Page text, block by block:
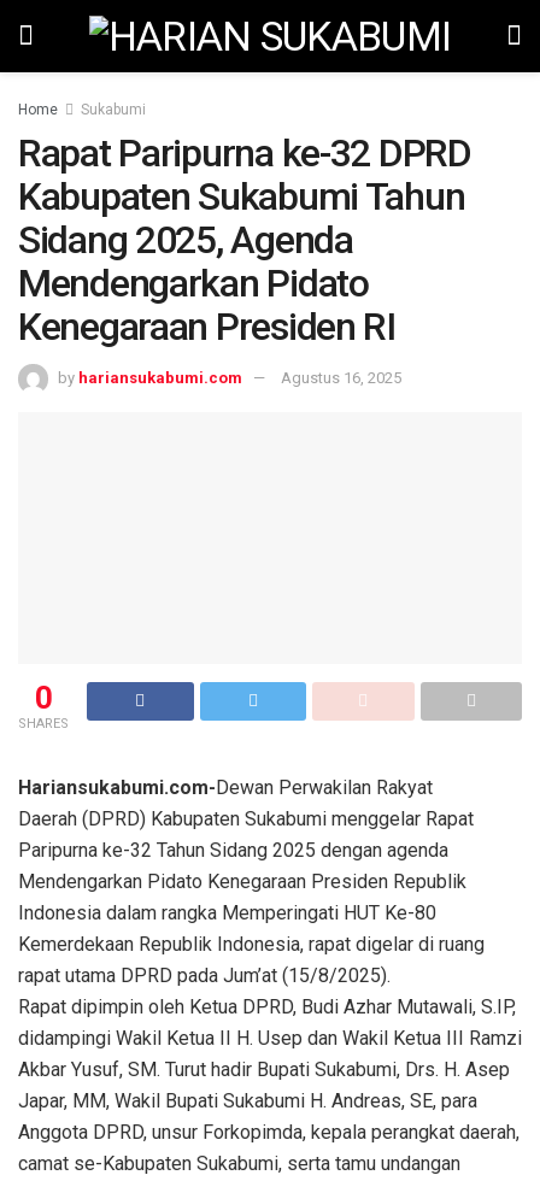
Home Sukabumi
Rapat Paripurna ke-32 DPRD
Kabupaten Sukabumi Tahun
Sidang 2025, Agenda
Mendengarkan Pidato
Kenegaraan Presiden RI
by hariansukabumi.com Agustus 16, 2025
0
SHARES
Hariansukabumi.com-Dewan Perwakilan Rakyat
Daerah (DPRD) Kabupaten Sukabumi menggelar Rapat
Paripurna ke-32 Tahun Sidang 2025 dengan agenda
Mendengarkan Pidato Kenegaraan Presiden Republik
Indonesia dalam rangka Memperingati HUT Ke-80
Kemerdekaan Republik Indonesia, rapat digelar di ruang
rapat utama DPRD pada Jum’at (15/8/2025).
Rapat dipimpin oleh Ketua DPRD, Budi Azhar Mutawali, S.IP,
didampingi Wakil Ketua II H. Usep dan Wakil Ketua III Ramzi
Akbar Yusuf, SM. Turut hadir Bupati Sukabumi, Drs. H. Asep
Japar, MM, Wakil Bupati Sukabumi H. Andreas, SE, para
Anggota DPRD, unsur Forkopimda, kepala perangkat daerah,
camat se-Kabupaten Sukabumi, serta tamu undangan